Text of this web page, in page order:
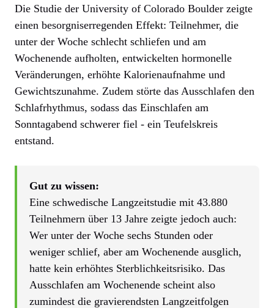
Die Studie der University of Colorado Boulder zeigte
einen besorgniserregenden Effekt: Teilnehmer, die
unter der Woche schlecht schliefen und am
Wochenende aufholten, entwickelten hormonelle
Veränderungen, erhöhte Kalorienaufnahme und
Gewichtszunahme. Zudem störte das Ausschlafen den
Schlafrhythmus, sodass das Einschlafen am
Sonntagabend schwerer fiel - ein Teufelskreis
entstand.
Gut zu wissen:
Eine schwedische Langzeitstudie mit 43.880
Teilnehmern über 13 Jahre zeigte jedoch auch:
Wer unter der Woche sechs Stunden oder
weniger schlief, aber am Wochenende ausglich,
hatte kein erhöhtes Sterblichkeitsrisiko. Das
Ausschlafen am Wochenende scheint also
zumindest die gravierendsten Langzeitfolgen